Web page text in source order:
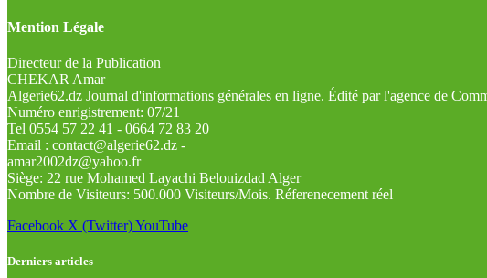
Mention Légale
Directeur de la Publication
CHEKAR Amar
Algerie62.dz Journal d'informations générales en ligne. Édité par l'agence de
Numéro enrigistrement: 07/21
Tel 0554 57 22 41 - 0664 72 83 20
Email : contact@algerie62.dz -
amar2002dz@yahoo.fr
Siège: 22 rue Mohamed Layachi Belouizdad Alger
Nombre de Visiteurs: 500.000 Visiteurs/Mois. Réferenecement réel
Facebook X (Twitter)YouTube
Derniers articles